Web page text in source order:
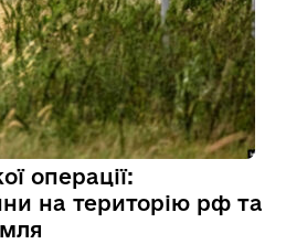
операції:
на територію рф та